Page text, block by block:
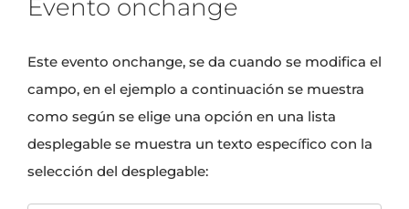
Evento onchange
Este evento onchange, se da cuando se modifica el
campo, en el ejemplo a continuación se muestra
como según se elige una opción en una lista
desplegable se muestra un texto específico con la
selección del desplegable: